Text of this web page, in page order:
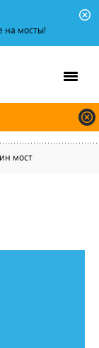
на мосты!
мост